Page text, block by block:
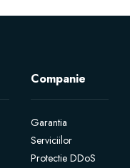
Companie
Garantia
Serviciilor
Protectie DDoS